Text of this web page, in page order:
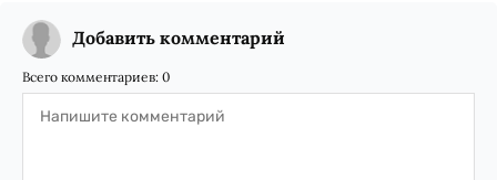
Добавить комментарий
Всего комментариев: 0